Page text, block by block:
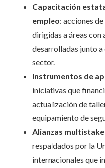
Capacitación
empleo: acciones
dirigidas a áreas con
desarrolladas junto a
sector.
Instrumentos de
iniciativas que
actualización de
equipamiento de
Alianzas
respaldados por la
internacionales que